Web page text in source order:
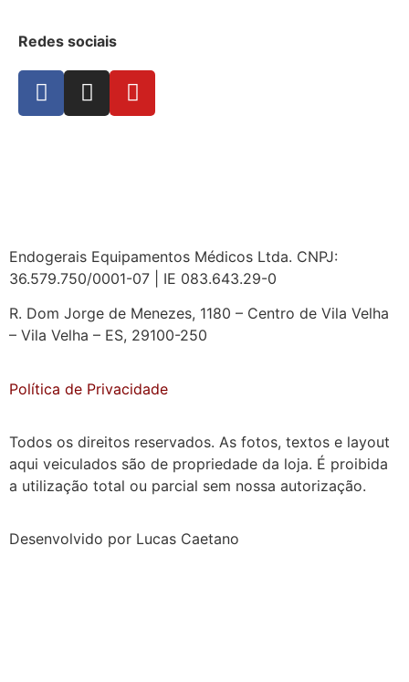
Redes sociais
Endogerais Equipamentos Médicos Ltda. CNPJ:
36.579.750/0001-07 | IE 083.643.29-0
R. Dom Jorge de Menezes, 1180 – Centro de Vila Velha
– Vila Velha – ES, 29100-250
Política de Privacidade
Todos os direitos reservados. As fotos, textos e layout
aqui veiculados são de propriedade da loja. É proibida
a utilização total ou parcial sem nossa autorização.
Desenvolvido por Lucas Caetano